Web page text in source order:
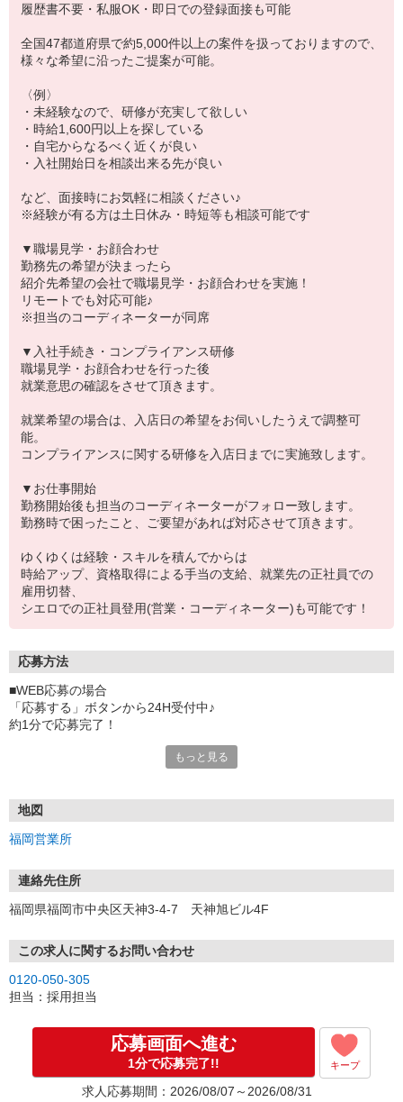
履歴書不要・私服OK・即日での登録面接も可能
全国47都道府県で約5,000件以上の案件を扱っておりますので、
様々な希望に沿ったご提案が可能。
〈例〉
・未経験なので、研修が充実して欲しい
・時給1,600円以上を探している
・自宅からなるべく近くが良い
・入社開始日を相談出来る先が良い
など、面接時にお気軽に相談ください♪
※経験が有る方は土日休み・時短等も相談可能です
▼職場見学・お顔合わせ
勤務先の希望が決まったら
紹介先希望の会社で職場見学・お顔合わせを実施！
リモートでも対応可能♪
※担当のコーディネーターが同席
▼入社手続き・コンプライアンス研修
職場見学・お顔合わせを行った後
就業意思の確認をさせて頂きます。
就業希望の場合は、入店日の希望をお伺いしたうえで調整可
能。
コンプライアンスに関する研修を入店日までに実施致します。
▼お仕事開始
勤務開始後も担当のコーディネーターがフォロー致します。
勤務時で困ったこと、ご要望があれば対応させて頂きます。
ゆくゆくは経験・スキルを積んでからは
時給アップ、資格取得による手当の支給、就業先の正社員での
雇用切替、
シエロでの正社員登用(営業・コーディネーター)も可能です！
応募方法
■WEB応募の場合
「応募する」ボタンから24H受付中♪
約1分で応募完了！
①応募から3営業日を目安に、メールorお電話でご連絡します。
★スマホでWEB面接（LINEなど）・出張面接・事務所面接と選べま
す
③面接実施（履歴書不要）
※ご希望があれば、職場見学の調整もOKです！
お気軽にご応募ください♪
もっと見る
地図
福岡営業所
連絡先住所
福岡県福岡市中央区天神3-4-7 天神旭ビル4F
この求人に関するお問い合わせ
0120-050-305
担当：採用担当
応募画面へ進む
1分で応募完了!! キープ
求人応募期間：2026/08/07～2026/08/31